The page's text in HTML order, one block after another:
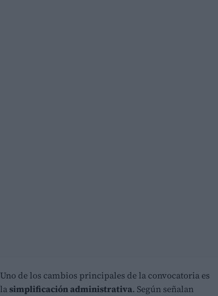
Uno de los cambios principales de la convocatoria es
lasimplificación administrativa. Según señalan